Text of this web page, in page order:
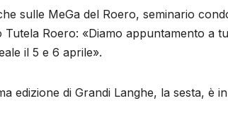
sulle MeGa del Roero, seminario
Tutela Roero: «Diamo appuntamento a
il 5 e 6 aprile».
edizione di Grandi Langhe, la sesta, è